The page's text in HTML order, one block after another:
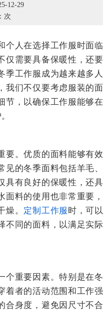
12-29
次
个人在选择工作服时面临
仅需要具备保暖性，还要
季工作服成为越来越多人
我们不仅要考虑服装的面
节，以确保工作服能够在
要。优质的面料能够有效
的冬季面料包括羊毛、
具有良好的保暖性，还具
面料的使用也非常重要，
燥。 定制工作服 时，可以
不同的面料，以满足实际
个重要因素。特别是在冬
着者的活动范围和工作强
合身度，避免因尺寸不合